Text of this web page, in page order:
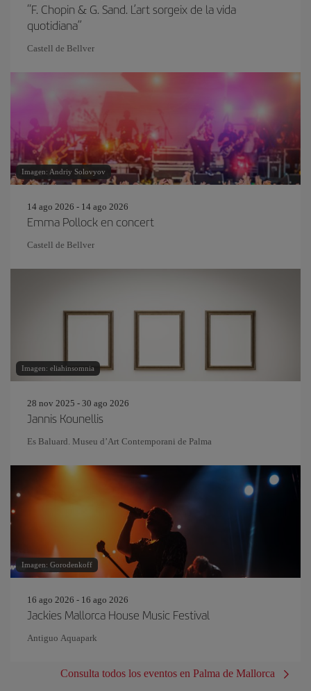
“F. Chopin & G. Sand. L’art sorgeix de la vida
quotidiana”
Castell de Bellver
Imagen: Andriy Solovyov
14 ago 2026 - 14 ago 2026
Emma Pollock en concert
Castell de Bellver
Imagen: eliahinsomnia
28 nov 2025 - 30 ago 2026
Jannis Kounellis
Es Baluard. Museu d’Art Contemporani de Palma
Imagen: Gorodenkoff
16 ago 2026 - 16 ago 2026
Jackies Mallorca House Music Festival
Antiguo Aquapark
Consulta todos los eventos en Palma de Mallorca